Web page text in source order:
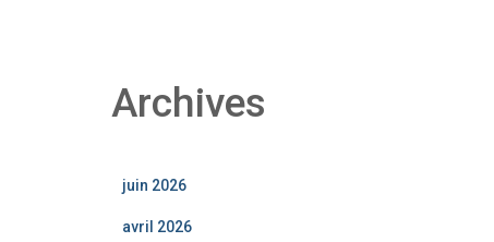
Archives
juin 2026
avril 2026